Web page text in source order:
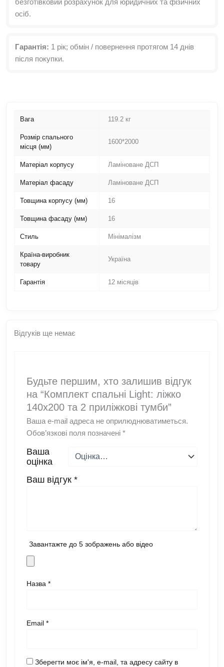
безготівковий розрахунок для юридичних та фізичних
осіб.
Гарантія: 1 рік; обмін / повернення протягом 14 днів
після покупки.
Вага 119.2 кг
Розмір спального
місця (мм)
1600*2000
Матеріал корпусу Ламіноване ДСП
Матеріал фасаду Ламіноване ДСП
Товщина корпусу (мм) 16
Товщина фасаду (мм) 16
Стиль Мінімалізм
Країна-виробник
товару
Україна
Гарантія 12 місяців
Відгуків ще немає
Будьте першим, хто залишив відгук
на “Комплект спальні Light: ліжко
140х200 та 2 приліжкові тумби”
Ваша e-mail адреса не оприлюднюватиметься.
Обов’язкові поля позначені *
Ваша
оцінка
Ваш відгук *
Завантажте до 5 зображень або відео
Назва *
Email *
Зберегти моє ім'я, e-mail, та адресу сайту в